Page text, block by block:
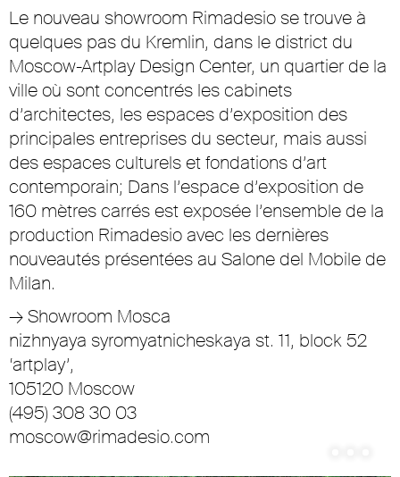
Le nouveau showroom Rimadesio se trouve à
quelques pas du Kremlin, dans le district du
Moscow-Artplay Design Center, un quartier de la
ville où sont concentrés les cabinets
d’architectes, les espaces d’exposition des
principales entreprises du secteur, mais aussi
des espaces culturels et fondations d’art
contemporain; Dans l’espace d’exposition de
160 mètres carrés est exposée l’ensemble de la
production Rimadesio avec les dernières
nouveautés présentées au Salone del Mobile de
Milan.
→Showroom Mosca
nizhnyaya syromyatnicheskaya st. 11, block 52
‘artplay’,
105120 Moscow
(495) 308 30 03
moscow@rimadesio.com